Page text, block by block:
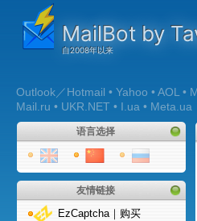
MailBot by
Outlook／Hotmail • Yahoo • AOL •
Mail.ru • UKR.NET • I.ua • Meta.ua
语言选择
友情链接
EzCaptcha｜购买